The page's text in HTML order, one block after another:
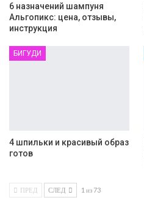
6 назначений шампуня
Альгопикс: цена, отзывы,
инструкция
БИГУДИ
4 шпильки и красивый образ
готов
ПРЕД СЛЕД 1 из 73